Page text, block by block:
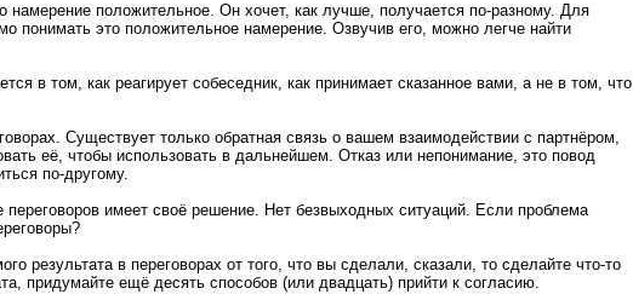
положительное. Он хочет, как лучше, получается по-разному. Для
понимать это положительное намерение. Озвучив его, можно легче найти
в том, как реагирует собеседник, как принимает сказанное вами, а не в том, что
Существует только обратная связь о вашем взаимодействии с партнёром,
её, чтобы использовать в дальнейшем. Отказ или непонимание, это повод
по-другому.
имеет своё решение. Нет безвыходных ситуаций. Если проблема
результата в переговорах от того, что вы сделали, сказали, то сделайте что-то
придумайте ещё десять способов (или двадцать) прийти к согласию.